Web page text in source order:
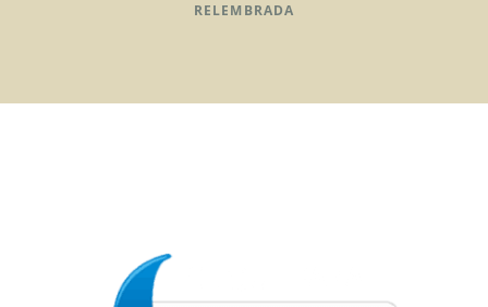
RELEMBRADA